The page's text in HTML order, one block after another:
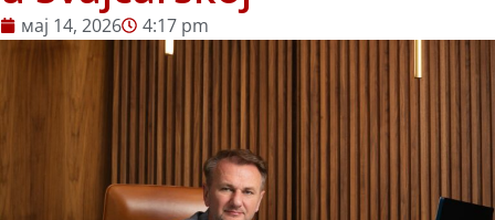
мај 14, 2026 4:17 pm